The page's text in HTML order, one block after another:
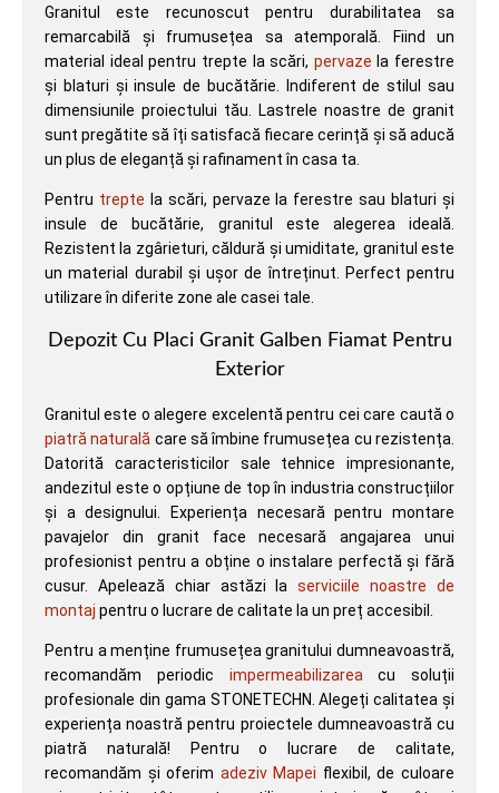
Granitul este recunoscut pentru durabilitatea sa
remarcabilă și frumusețea sa atemporală. Fiind un
material ideal pentru trepte la scări, pervaze la ferestre
și blaturi și insule de bucătărie. Indiferent de stilul sau
dimensiunile proiectului tău. Lastrele noastre de granit
sunt pregătite să îți satisfacă fiecare cerință și să aducă
un plus de eleganță și rafinament în casa ta.
Pentru trepte la scări, pervaze la ferestre sau blaturi și
insule de bucătărie, granitul este alegerea ideală.
Rezistent la zgârieturi, căldură și umiditate, granitul este
un material durabil și ușor de întreținut. Perfect pentru
utilizare în diferite zone ale casei tale.
Depozit Cu Placi Granit Galben Fiamat Pentru
Exterior
Granitul este o alegere excelentă pentru cei care caută o
piatră naturală care să îmbine frumusețea cu rezistența.
Datorită caracteristicilor sale tehnice impresionante,
andezitul este o opțiune de top în industria construcțiilor
și a designului. Experiența necesară pentru montare
pavajelor din granit face necesară angajarea unui
profesionist pentru a obține o instalare perfectă și fără
cusur. Apelează chiar astăzi laserviciile noastre de
montaj pentru o lucrare de calitate la un preț accesibil.
Pentru a menține frumusețea granitului dumneavoastră,
recomandăm periodic impermeabilizarea cu soluții
profesionale din gama STONETECHN. Alegeți calitatea și
experiența noastră pentru proiectele dumneavoastră cu
piatră naturală! Pentru o lucrare de calitate,
recomandăm și oferim adeziv Mapei flexibil, de culoare